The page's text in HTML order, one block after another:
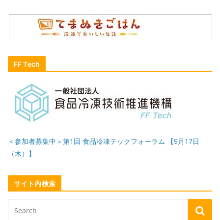
FF Tech
＜参加者募集中＞第1回 食品冷凍テックフォーラム 【9月17日
（木）】
サイト内検索